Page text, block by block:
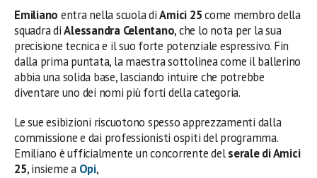
Emiliano entra nella scuola diAmici 25come membro della
squadra diAlessandra Celentano, che lo nota per la sua
precisione tecnica e il suo forte potenziale espressivo. Fin
dalla prima puntata, la maestra sottolinea come il ballerino
abbia una solida base, lasciando intuire che potrebbe
diventare uno dei nomi più forti della categoria.
Le sue esibizioni riscuotono spesso apprezzamenti dalla
commissione e dai professionisti ospiti del programma.
Emiliano è ufficialmente un concorrente delserale di Amici
25, insieme a Opi,